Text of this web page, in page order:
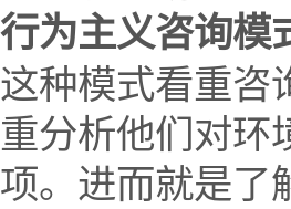
行为主义咨询模
这种模式看重咨
重分析他们对环
项。进而就是了